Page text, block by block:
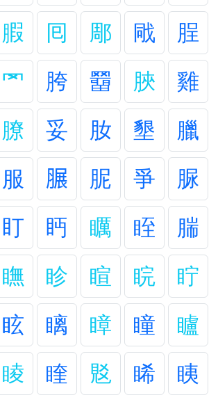
腵 囘 郮 戙
脭
罓 胯 羀 脥
雞
膫 妥 肗 墾
臘
服 𦟌 胒 爭
脲
盯 眄 矋 眰
腨
瞴 眕 睻 睆
眝
眩 瞝 瞕 瞳
矑
睖 睳 覐 睎
眱